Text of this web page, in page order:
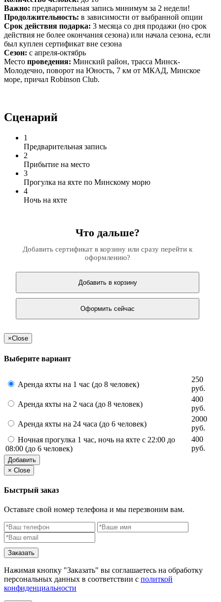
Важно: предварительная запись минимум за 2 недели!
Продолжительность: в зависимости от выбранной опции
Срок действия подарка: 3 месяца со дня продажи (но срок
действия не более окончания сезона) или начала сезона, если
был куплен сертификат вне сезона
Сезон: с апреля-октябрь
Место проведения: Минский район, трасса Минск-
Молодечно, поворот на Юность, 7 км от МКАД, Минское
море, причал Robinson Club.
Сценарий
1
Предварительная запись
2
Прибытие на место
3
Прогулка на яхте по Минскому морю
4
Ночь на яхте
Что дальше?
Добавить сертификат в корзину или сразу перейти к
оформлению?
Добавить в корзину
Оформить сейчас
×Close
Выберите вариант
Аренда яхты на 1 час (до 8 человек)
250
руб.
Аренда яхты на 2 часа (до 8 человек)
400
руб.
Аренда яхты на 24 часа (до 6 человек)
2000
руб.
Ночная прогулка 1 час, ночь на яхте с 22:00 до
08:00 (до 6 человек)
400
руб.
Добавить
× Close
Быстрый заказ
Оставьте свой номер телефона и мы перезвоним вам.
Заказать
Нажимая кнопку "Заказать" вы соглашаетесь на обработку
персональных данных в соответствии с политкой
конфиденциальности